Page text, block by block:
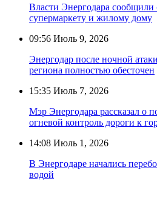
Власти Энергодара
супермаркету и жилому дому
09:56 Июль 9, 2026
Энергодар после ночной
региона полностью обесточен
15:35 Июль 7, 2026
Мэр Энергодара рассказал о
огневой контроль дороги к
14:08 Июль 1, 2026
В Энергодаре начались
водой